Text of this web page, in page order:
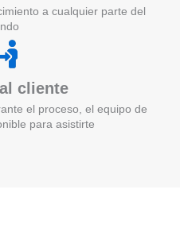
a cualquier parte del
cliente
el proceso, el equipo de
para asistirte